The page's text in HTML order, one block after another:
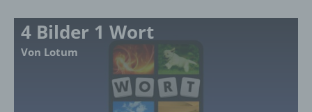
4 Bilder 1 Wort
Von Lotum
Ausdruck der physischen, physiologischen,
genetischen, psychischen, wirtschaftlichen,
kulturellen oder sozialen Identität dieser
natürlichen Person sind, identifiziert werden